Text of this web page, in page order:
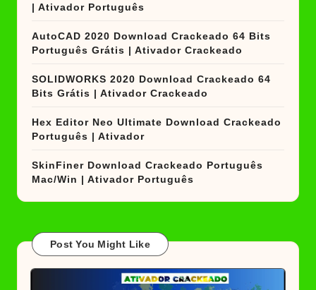
| Ativador Português
AutoCAD 2020 Download Crackeado 64 Bits
Português Grátis | Ativador Crackeado
SOLIDWORKS 2020 Download Crackeado 64
Bits Grátis | Ativador Crackeado
Hex Editor Neo Ultimate Download Crackeado
Português | Ativador
SkinFiner Download Crackeado Português
Mac/Win | Ativador Português
Post You Might Like